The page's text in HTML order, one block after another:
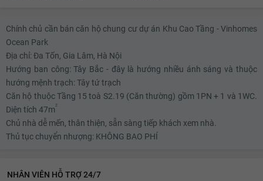
Chính chủ cần bán căn hộ chung cư dự án Khu Cao Tầng - Vinhomes
Ocean Park
Địa chỉ: Đa Tốn, Gia Lâm, Hà Nội
Hướng ban công: Tây Bắc - đây là hướng nhiều ánh sáng và thuộc
hướng mệnh trạch: Tây tứ trạch
Căn hộ thuộc Tầng 15 toà S2.19 (Căn thường) gồm 1PN + 1 và 1WC.
Diện tích 47m2
Chủ nhà dễ mến, thân thiện, sẵn sàng tiếp khách xem nhà.
Thủ tục chuyển nhượng: KHÔNG BAO PHÍ
NHÂN VIÊN HỖ TRỢ 24/7